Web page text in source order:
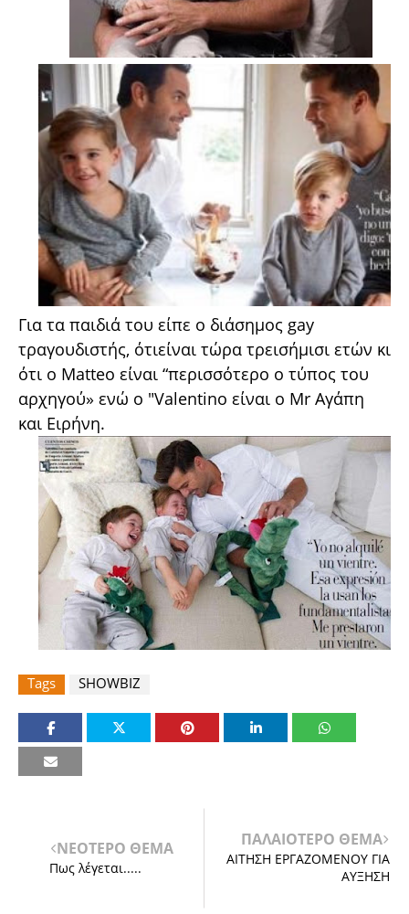
Για τα παιδιά του είπε ο διάσημος gay
τραγουδιστής, ότιείναι τώρα τρεισήμισι ετών κι
ότι ο Matteo είναι “περισσότερο ο τύπος του
αρχηγού» ενώ ο "Valentino είναι ο Mr Aγάπη
και Eιρήνη.
Tags SHOWBIZ
ΝΕΟΤΕΡΟ ΘΕΜΑ
Πως λέγεται.....
ΠΑΛΑΙΟΤΕΡΟ ΘΕΜΑ
ΑΙΤΗΣΗ ΕΡΓΑΖΟΜΕΝΟΥ ΓΙΑ
ΑΥΞΗΣΗ